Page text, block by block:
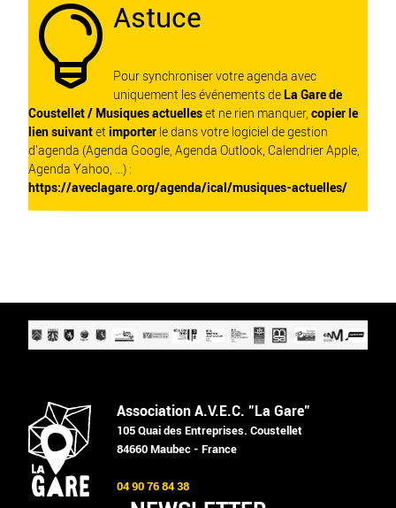
 Astuce
Pour synchroniser votre agenda avec
uniquement les événements de La Gare de
Coustellet / Musiques actuelleset ne rien manquer, copier le
lien suivantet importer le dans votre logiciel de gestion
d'agenda (Agenda Google, Agenda Outlook, Calendrier Apple,
Agenda Yahoo, ...) :
https://aveclagare.org/agenda/ical/musiques-actuelles/
Association A.V.E.C. "La Gare"
105 Quai des Entreprises. Coustellet
84660 Maubec - France
04 90 76 84 38